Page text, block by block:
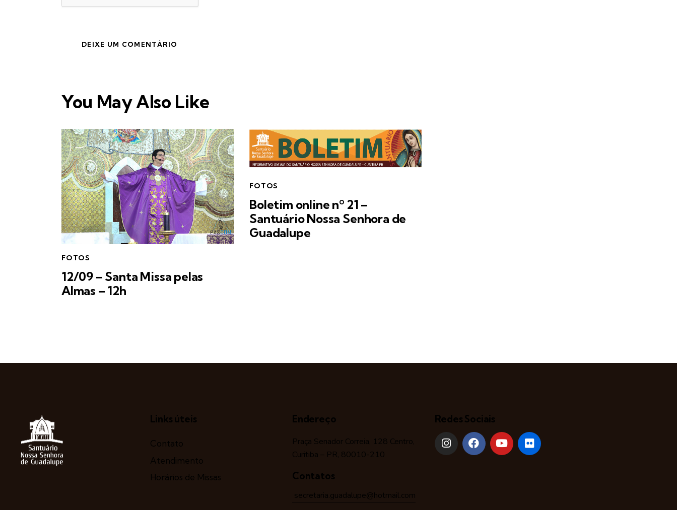
You May Also Like
FOTOS
12/09 – Santa Missa pelas
Almas – 12h
FOTOS
Boletim online nº 21 –
Santuário Nossa Senhora de
Guadalupe
Links úteis
Contato
Atendimento
Horários de Missas
Endereço
Praça Senador Correia, 128 Centro,
Curitiba – PR, 80010-210
Contatos
secretaria.guadalupe@hotmail.com
Redes Sociais